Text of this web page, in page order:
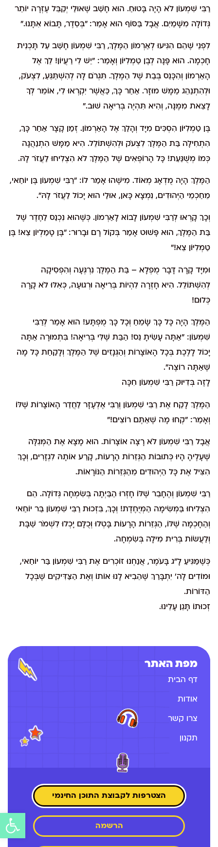
רַבִּי שִׁמְעוֹן לֹא הָיָה בָּטוּחַ. הוּא חָשַׁב שֶׁאוּלַי יְקַבֵּל עֶזְרָה יוֹתֵר
גְּדוֹלָה מִשָּׁמַיִם. אֲבָל בַּסּוֹף הוּא אָמַר: "בְּסֵדֶר, תָּבוֹא אִתָּנוּ."
לִפְנֵי שֶׁהֵם הִגִּיעוּ לְאַרְמוֹן הַמֶּלֶךְ, רַבִּי שִׁמְעוֹן חָשַׁב עַל תָּכְנִית
חָכְמָה. הוּא פָּנָה לְבֶן טַמְלִיּוֹן וְאָמַר: "יֵשׁ לִי רַעֲיוֹן! לֵךְ אֶל
הָאַרְמוֹן וְהִכָּנֵס בְּבַת שֶׁל הַמֶּלֶךְ. תִּגְרֹם לָהּ לְהִשְׁתַּגֵּעַ, לִצְעֹק,
וּלְהִתְנַהֵג מַמָּשׁ מוּזָר. אַחַר כָּךְ, כַּאֲשֶׁר יִקְרְאוּ לִי, אוֹמֵר לְךָ
לָצֵאת מִמֶּנָּה, וְהִיא תִּהְיֶה בְּרִיאָה שׁוּב."
בֶּן טַמְלִיּוֹן הִסְכִּים מִיָּד וְהָלַךְ אֶל הָאַרְמוֹן. זְמַן קָצָר אַחַר כָּךְ,
הִתְחִילָה בַּת הַמֶּלֶךְ לִצְעֹק וּלְהִשְׁתּוֹלֵל. הִיא מַמָּשׁ הִתְנַהֲגָה
כְּמוֹ מְשֻׁגַּעַת! כָּל הָרוֹפְאִים שֶׁל הַמֶּלֶךְ לֹא הִצְלִיחוּ לַעֲזֹר לָהּ.
הַמֶּלֶךְ הָיָה מֻדְאָג מְאוֹד. מִישֶׁהוּ אָמַר לוֹ: "רַבִּי שִׁמְעוֹן בֶּן יוֹחַאי,
מֵחַכְמֵי הַיְּהוּדִים, נִמְצָא כָּאן, אוּלַי הוּא יָכוֹל לַעֲזֹר לָהּ".
וְכָךְ קָרְאוּ לְרַבִּי שִׁמְעוֹן לָבוֹא לָאַרְמוֹן. כְּשֶׁהוּא נִכְנַס לַחֶדֶר שֶׁל
בַּת הַמֶּלֶךְ, הוּא פָּשׁוּט אָמַר בְּקוֹל רָם וּבָרוּר: "בֶּן טָמַלְיוֹן צֵא! בֶּן
טַמְלִיּוֹן צֵא!"
וּמִיָּד קָרָה דָּבָר מֻפְלָא – בַּת הַמֶּלֶךְ נִרְגְּעָה וְהִפְסִיקָה
לְהִשְׁתּוֹלֵל. הִיא חָזְרָה לִהְיוֹת בְּרִיאָה וּרְגוּעָה, כְּאִלּוּ לֹא קָרָה
כְּלוּם!
הַמֶּלֶךְ הָיָה כָּל כָּךְ שָׂמֵחַ וְכָל כָּךְ מֻפְתָּע! הוּא אָמַר לְרַבִּי
שִׁמְעוֹן: "אַתָּה עָשִׂיתָ נֵס! הַבַּת שֶׁלִּי בְּרִיאָה! בִּתְמוּרָה אַתָּה
יָכוֹל לָלֶכֶת בְּכָל הָאוֹצָרוֹת וְהַגְּנָזִים שֶׁל הַמֶּלֶךְ וְלָקַחַת כָּל מָה
שֶׁאַתָּה רוֹצֶה".
לָזֶה בְּדִיּוּק רַבִּי שִׁמְעוֹן חִכָּה
הַמֶּלֶךְ לָקַח אֶת רַבִּי שִׁמְעוֹן וְרַבִּי אֶלְעָזָר לַחֲדַר הָאוֹצָרוֹת שֶׁלּוֹ
וְאָמַר: "קְחוּ מָה שֶׁאַתֶּם רוֹצִים!"
אֲבָל רַבִּי שִׁמְעוֹן לֹא רָצָה אוֹצָרוֹת. הוּא מָצָא אֶת הַמְּגִלָּה
שֶׁעָלֶיהָ הָיוּ כְּתוּבוֹת הַגְּזֵרוֹת הָרָעוֹת, קָרַע אוֹתָהּ לִגְזָרִים, וְכָךְ
הִצִּיל אֶת כָּל הַיְּהוּדִים מֵהַגְּזֵרוֹת הַנּוֹרָאוֹת.
רַבִּי שִׁמְעוֹן וְהֶחָבֵר שֶׁלּוֹ חָזְרוּ הַבַּיְתָה בְּשִׂמְחָה גְּדוֹלָה. הֵם
הִצְלִיחוּ בַּמְּשִׂימָה הַמְּיֻחֶדֶת! וְכָךְ, בִּזְכוּת רַבִּי שִׁמְעוֹן בַּר יוֹחַאי
וְהַחָכְמָה שֶׁלּוֹ, הַגְּזֵרוֹת הָרָעוֹת בָּטְלוּ וְכֻלָּם יָכְלוּ לִשְׁמֹר שַׁבָּת
וְלַעֲשׂוֹת בְּרִית מִילָה בְּשִׂמְחָה.
כְּשֶׁמַּגִּיעַ לָ"ג בָּעֹמֶר, אֲנַחְנוּ זוֹכְרִים אֶת רַבִּי שִׁמְעוֹן בַּר יוֹחַאי,
וּמוֹדִים לָה' יִתְבָּרַךְ שֶׁהֵבִיא לָנוּ אוֹתוֹ וְאֶת הַצַּדִּיקִים שֶׁבְּכָל
הַדּוֹרוֹת.
זְכוּתוֹ תָּגֵן עָלֵינוּ.
מפת האתר
דף הבית
אודות
צרו קשר
תקנון
הצטרפות לקבוצת התוכן החינמי
הרשמה